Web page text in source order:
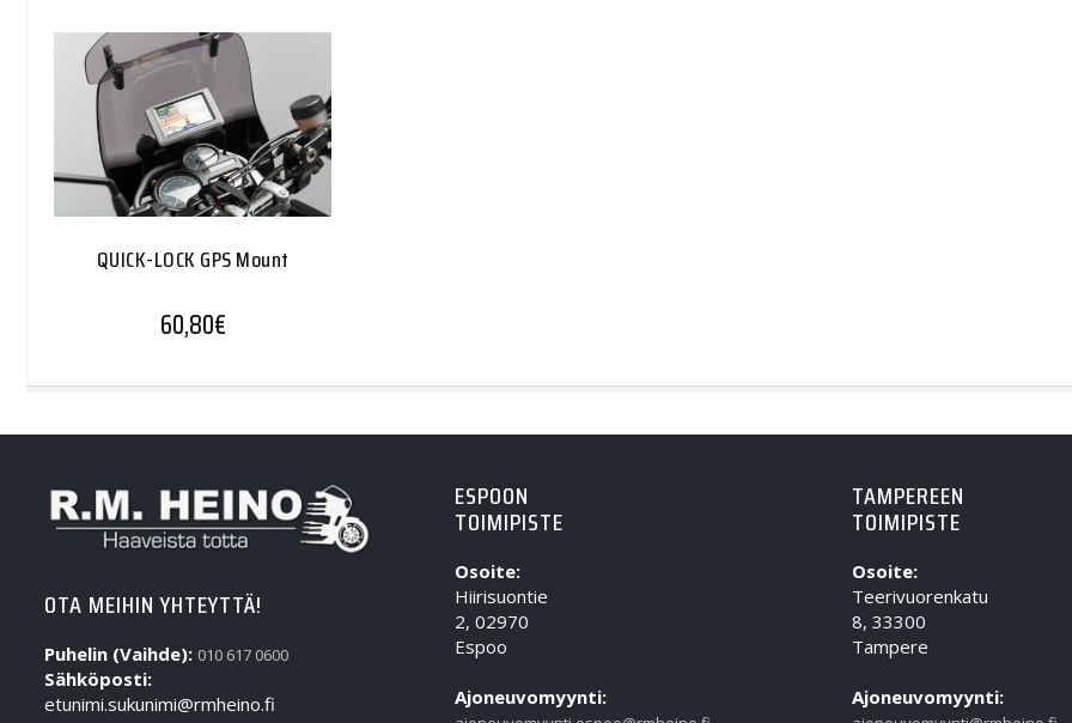
QUICK-LOCK GPS Mount
60,80€
OTA MEIHIN YHTEYTTÄ!
Puhelin (Vaihde): 010 617 0600
Sähköposti:
etunimi.sukunimi@rmheino.fi
ESPOON
TOIMIPISTE
Osoite:
Hiirisuontie
2, 02970
Espoo
Ajoneuvomyynti:
TAMPEREEN
TOIMIPISTE
Osoite:
Teerivuorenkatu
8, 33300
Tampere
Ajoneuvomyynti: